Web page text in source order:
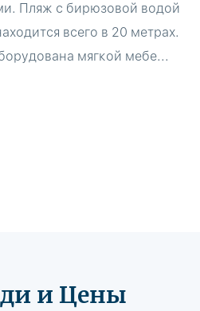
Пляж с бирюзовой водой
всего в 20 метрах.
мягкой мебе...
и Цены